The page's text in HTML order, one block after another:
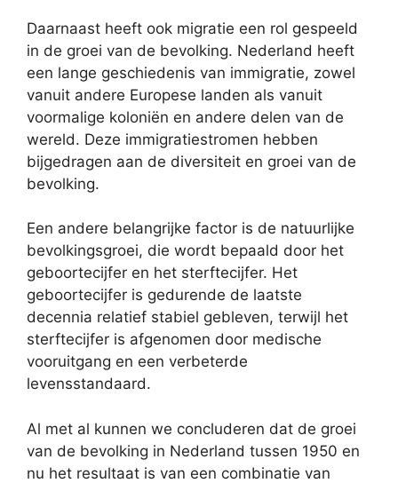
Daarnaast heeft ook migratie een rol gespeeld
in de groei van de bevolking. Nederland heeft
een lange geschiedenis van immigratie, zowel
vanuit andere Europese landen als vanuit
voormalige koloniën en andere delen van de
wereld. Deze immigratiestromen hebben
bijgedragen aan de diversiteit en groei van de
bevolking.
Een andere belangrijke factor is de natuurlijke
bevolkingsgroei, die wordt bepaald door het
geboortecijfer en het sterftecijfer. Het
geboortecijfer is gedurende de laatste
decennia relatief stabiel gebleven, terwijl het
sterftecijfer is afgenomen door medische
vooruitgang en een verbeterde
levensstandaard.
Al met al kunnen we concluderen dat de groei
van de bevolking in Nederland tussen 1950 en
nu het resultaat is van een combinatie van